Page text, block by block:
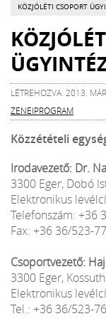
KÖZJÓLÉTI CSOPORT
LÉTREHOZVA: 2013.
ZENEIPROGRAM
Közzétételi
Irodavezető: Dr.
3300 Eger, Dobó
Elektronikus
Telefonszám: +36
Fax: +36 36/523-
Csoportvezető:
3300 Eger,
Elektronikus
Tel.: +36 36/523-